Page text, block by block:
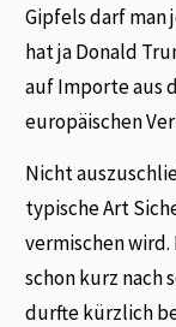
Gipfels darf man
hat ja Donald
auf Importe aus
europäischen
Nicht
typische Art
vermischen
schon kurz nach
durfte kürzlich